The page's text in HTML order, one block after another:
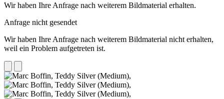
Wir haben Ihre Anfrage nach weiterem Bildmaterial erhalten.
Anfrage nicht gesendet
Wir haben Ihre Anfrage nach weiterem Bildmaterial nicht erhalten,
weil ein Problem aufgetreten ist.